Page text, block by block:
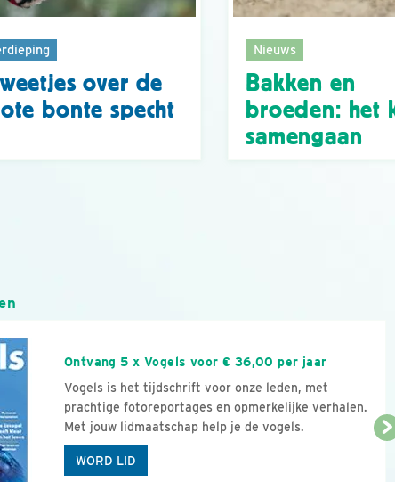
over de
bonte specht
Nieuws
Bakken en
broeden: het
samengaan
Ontvang 5 x Vogels voor € 36,00 per jaar
Vogels is het tijdschrift voor onze leden, met
prachtige fotoreportages en opmerkelijke verhalen.
Met jouw lidmaatschap help je de vogels.
WORD LID